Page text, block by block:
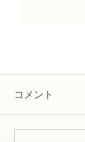
コメント